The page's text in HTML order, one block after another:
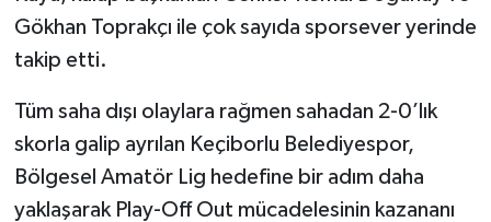
Gökhan Toprakçı ile çok sayıda sporsever yerinde
takip etti.
Tüm saha dışı olaylara rağmen sahadan 2-0’lık
skorla galip ayrılan Keçiborlu Belediyespor,
Bölgesel Amatör Lig hedefine bir adım daha
yaklaşarak Play-Off Out mücadelesinin kazananı